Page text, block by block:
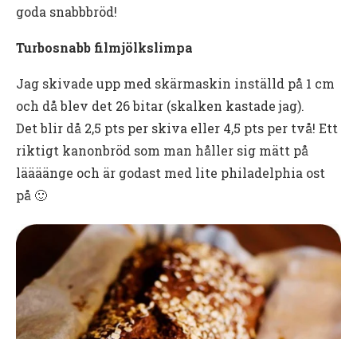
goda snabbbröd!
Turbosnabb filmjölkslimpa
Jag skivade upp med skärmaskin inställd på 1 cm
och då blev det 26 bitar (skalken kastade jag).
Det blir då 2,5 pts per skiva eller 4,5 pts per två! Ett
riktigt kanonbröd som man håller sig mätt på
läääänge och är godast med lite philadelphia ost
på 🙂